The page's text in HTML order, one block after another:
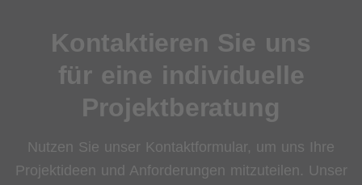
Kontaktieren Sie uns
für eine individuelle
Projektberatung
Nutzen Sie unser Kontaktformular, um uns Ihre
Projektideen und Anforderungen mitzuteilen. Unser